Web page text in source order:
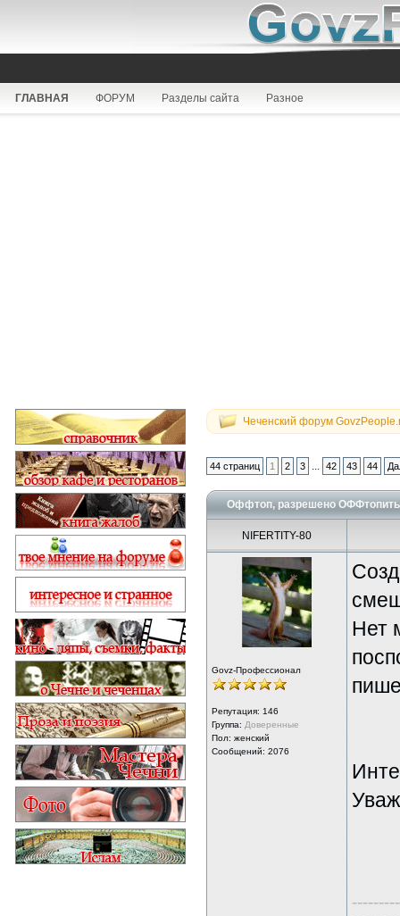
ГЛАВНАЯ ФОРУМ Разделы сайта Разное
Чеченский форум
44 страниц 1 2 3 ... 42 43 44
Оффтоп, разрешено
NIFERTITY-80
Govz-Профессионал
Репутация: 146
Группа: Доверенные
Пол: женский
Сообщений: 2076
Нет